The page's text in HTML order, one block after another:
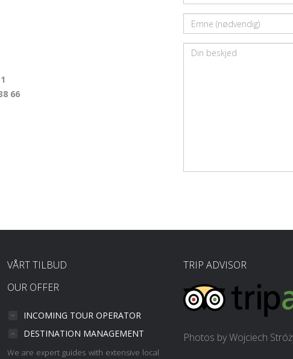
66
VÅRT TILBUD
OUR OFFER
INCOMING TOUR OPERATOR
DESTINATION MANAGEMENT
We are expert guides with extensive local
TRIP ADVISOR
Photos by Wojciech